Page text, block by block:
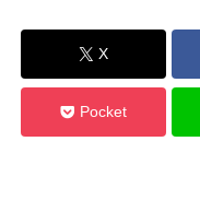
X
Pocket